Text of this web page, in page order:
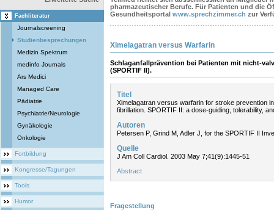
Fachliteratur
Journalscreening
Studienbesprechungen
Medizin Spektrum
medinfo Journals
Ars Medici
Managed Care
Pädiatrie
Psychiatrie/Neurologie
Gynäkologie
Onkologie
Fortbildung
Kongresse/Tagungen
Tools
Humor
pharmazeutischer Berufe. Für Patienten und die
Gesundheitsportal www.sprechzimmer.ch zur
Ximelagatran versus Warfarin
Schlaganfallprävention bei Patienten mit nicht-
(SPORTIF II).
Titel
Ximelagatran versus warfarin for stroke prevention
fibrillation. SPORTIF II: a dose-guiding, tolerability,
Autoren
Petersen P, Grind M, Adler J, for the SPORTIF II
Quelle
J Am Coll Cardiol. 2003 May 7;41(9):1445-51
Abstract
Fragestellung